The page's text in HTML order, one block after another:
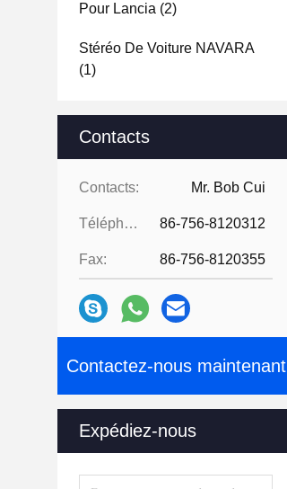
Pour Lancia (2)
Stéréo De Voiture NAVARA
(1)
Contacts
Contacts: Mr. Bob Cui
Téléphone: 86-756-8120312
Fax: 86-756-8120355
Contactez-nous maintenant
Expédiez-nous